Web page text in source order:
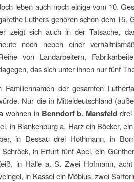
leben auch noch einige vom 10.
Luthers gehören schon dem 15.
zeigt sich auch in der Tatsache,
noch neben einer
von Landarbeitern,
das sich unter ihnen nur fünf
Familiennamen der gesamten
Nur die in Mitteldeutschland
wohnen in Benndorf b. Mansfeld
in Blankenburg a. Harz ein Böcker,
in Dessau drei Hothmann, in
in Erfurt fünf Apel, ein
in Halle a. S. Zwei Hofmann,
in Kassel ein Möbius, zwei